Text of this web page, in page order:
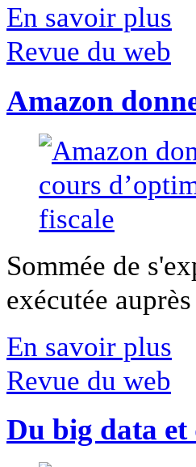
En savoir plus
Revue du web
Amazon
Sommée de
exécutée
En savoir plus
Revue du web
Du big data et